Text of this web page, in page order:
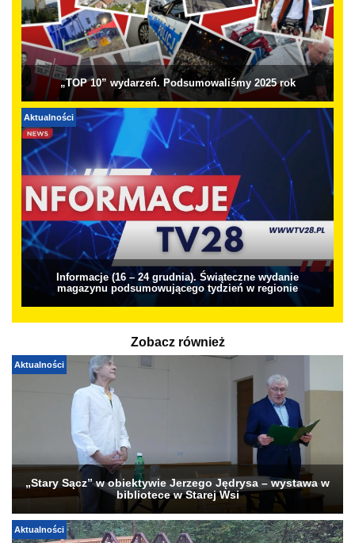
„TOP 10” wydarzeń. Podsumowaliśmy 2025 rok
Aktualności
Informacje (16 – 24 grudnia). Świąteczne wydanie
magazynu podsumowującego tydzień w regionie
Zobacz również
Aktualności
„Stary Sącz” w obiektywie Jerzego Jędrysa – wystawa w
bibliotece w Starej Wsi
Aktualności